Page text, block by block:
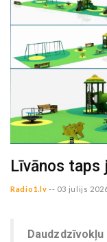
Līvānos taps
Radio1.lv -- 03 julijs